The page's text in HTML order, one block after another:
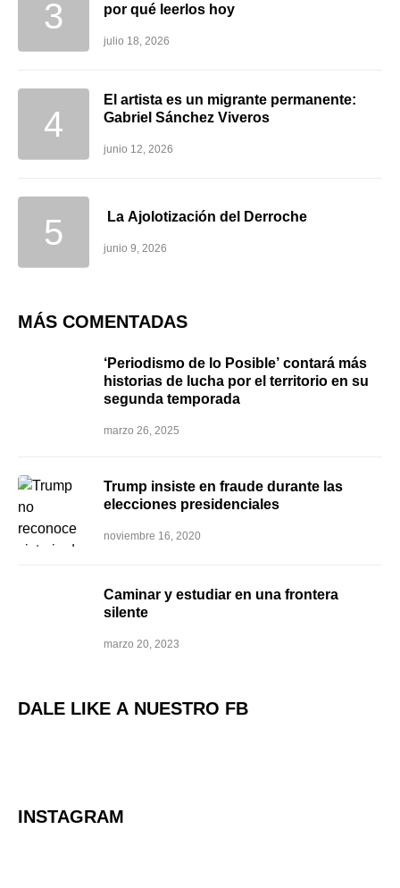
por qué leerlos hoy
julio 18, 2026
El artista es un migrante permanente:
Gabriel Sánchez Viveros
junio 12, 2026
La Ajolotización del Derroche
junio 9, 2026
MÁS COMENTADAS
‘Periodismo de lo Posible’ contará más
historias de lucha por el territorio en su
segunda temporada
marzo 26, 2025
Trump insiste en fraude durante las
elecciones presidenciales
noviembre 16, 2020
Caminar y estudiar en una frontera
silente
marzo 20, 2023
DALE LIKE A NUESTRO FB
INSTAGRAM